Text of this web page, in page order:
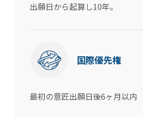
出願日から起算し10年。
国際優先権
最初の意匠出願日後6ヶ月以内